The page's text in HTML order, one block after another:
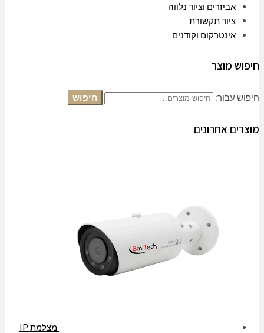
אביזרים וציוד נלווה
ציוד תקשורת
אינטרקום וקודנים
חיפוש מוצר
חיפוש עבור: חיפוש
מוצרים אחרונים
מצלמת IP